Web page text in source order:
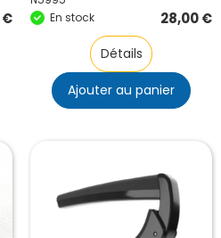
€
En stock
28,00€
Détails
Ajouter au panier